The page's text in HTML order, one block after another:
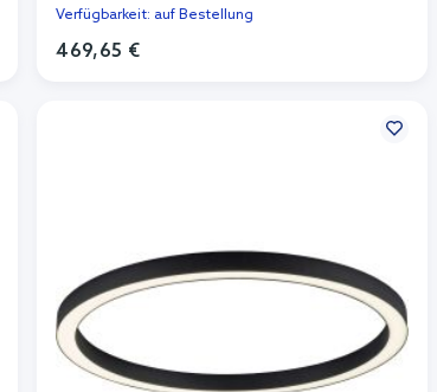
Verfügbarkeit: auf Bestellung
469,65 €